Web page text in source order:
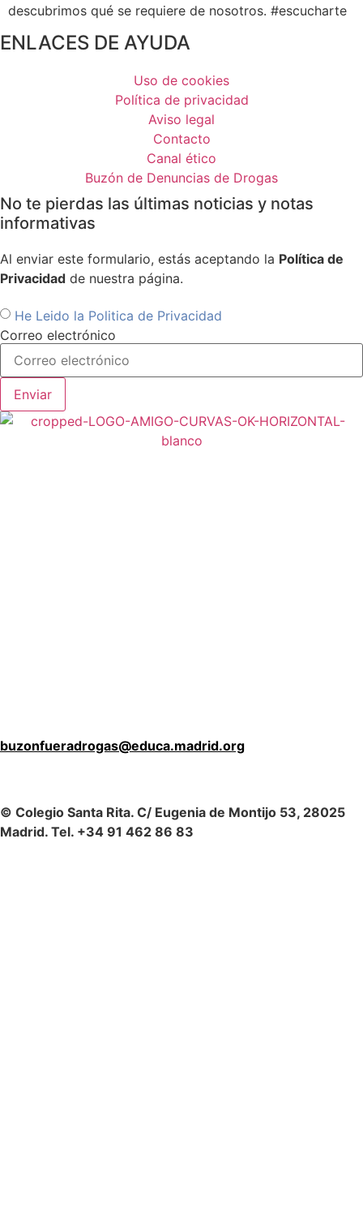
descubrimos qué se requiere de nosotros. #escucharte
ENLACES DE AYUDA
Uso de cookies
Política de privacidad
Aviso legal
Contacto
Canal ético
Buzón de Denuncias de Drogas
No te pierdas las últimas noticias y notas
informativas
Al enviar este formulario, estás aceptando la Política de
Privacidad de nuestra página.
He Leido la Politica de Privacidad
Correo electrónico
Enviar
buzonfueradrogas@educa.madrid.org
© Colegio Santa Rita. C/ Eugenia de Montijo 53, 28025
Madrid. Tel. +34 91 462 86 83